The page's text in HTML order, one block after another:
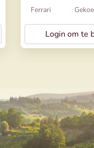
Ferrari
Login om te